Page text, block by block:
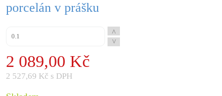
porcelán v prášku
^
^
2 089,00 Kč
2 527,69 Kč s DPH